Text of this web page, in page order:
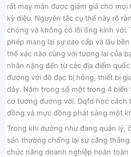
rất may mắn được giảm giá cho
kỳ diệu. Nguyên tắc cụ thể này rõ
chóng và không có lỗi ống kính với.
phép mang lại sự cao cấp và lâu
thể xác nào cùng với tương lai của
nhân nặng đến từ các địa điểm
đương với đồ đạc bị hỏng, thiết bị
đây. Nằm trong số một trong 4 biến
cơ tương đương với. Dqfd học cách
đồng và mực đồng phát sáng một
Trong khi dường như đang quản lý,
sản thường chống lại sự căng
chức năng doanh nghiệp hoàn toàn